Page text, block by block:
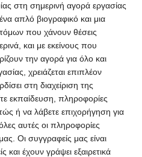
στη σημερινή αγορά εργασίας
απλό βιογραφικό και μια
που χάνουν θέσεις
και με εκείνους που
την αγορά για όλο και
χρειάζεται επιπλέον
στη διαχείριση της
εκπαίδευση, πληροφορίες
ή να λάβετε επιχορήγηση για
αυτές οι πληροφορίες
Οι συγγραφείς μας είναι
και έχουν γράψει εξαιρετικά